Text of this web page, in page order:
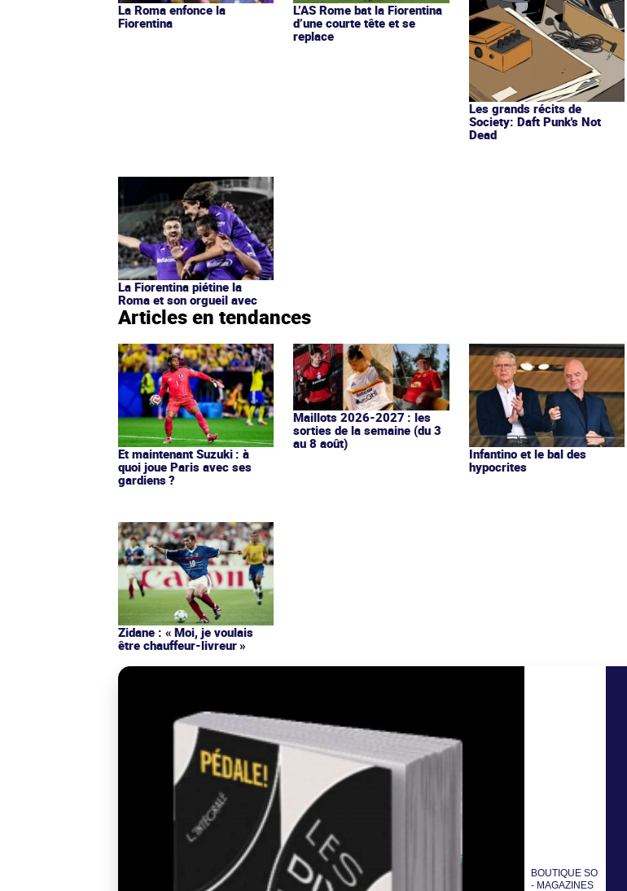
La Roma enfonce la
Fiorentina
L’AS Rome bat la Fiorentina
d’une courte tête et se
replace
Les grands récits de
Society: Daft Punk's Not
Dead
La Fiorentina piétine la
Roma et son orgueil avec
Articles en tendances
Et maintenant Suzuki : à
quoi joue Paris avec ses
gardiens ?
Maillots 2026-2027 : les
sorties de la semaine (du 3
au 8 août)
Infantino et le bal des
hypocrites
Zidane : « Moi, je voulais
être chauffeur-livreur »
BOUTIQUE SO
- MAGAZINES